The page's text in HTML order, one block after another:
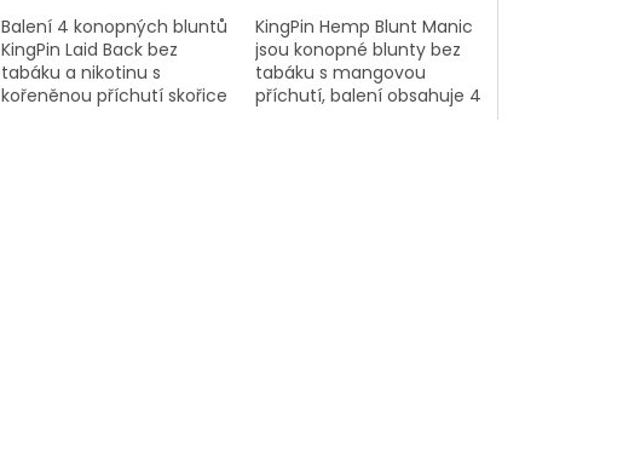
Balení 4 konopných bluntů
KingPin Laid Back bez
tabáku a nikotinu s
kořeněnou příchutí skořice
KingPin Hemp Blunt Manic
jsou konopné blunty bez
tabáku s mangovou
příchutí, balení obsahuje 4